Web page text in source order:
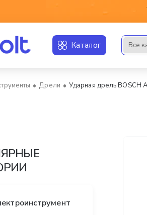
Каталог Все
Дрели Ударная дрель BOSCH